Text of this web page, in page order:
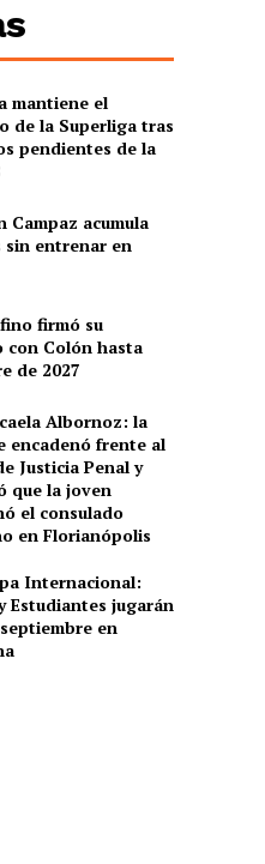
mantiene el
de la Superliga tras
pendientes de la
Campaz acumula
sin entrenar en
firmó su
con Colón hasta
de 2027
Albornoz: la
encadenó frente al
Justicia Penal y
que la joven
el consulado
en Florianópolis
Internacional:
Estudiantes jugarán
en